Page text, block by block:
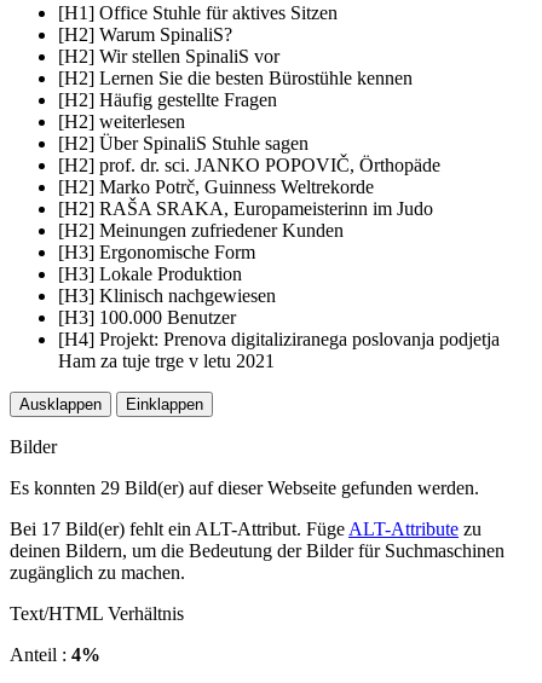
[H1] Office Stuhle für aktives Sitzen
[H2] Warum SpinaliS?
[H2] Wir stellen SpinaliS vor
[H2] Lernen Sie die besten Bürostühle kennen
[H2] Häufig gestellte Fragen
[H2] weiterlesen
[H2] Über SpinaliS Stuhle sagen
[H2] prof. dr. sci. JANKO POPOVIČ, Örthopäde
[H2] Marko Potrč, Guinness Weltrekorde
[H2] RAŠA SRAKA, Europameisterinn im Judo
[H2] Meinungen zufriedener Kunden
[H3] Ergonomische Form
[H3] Lokale Produktion
[H3] Klinisch nachgewiesen
[H3] 100.000 Benutzer
[H4] Projekt: Prenova digitaliziranega poslovanja podjetja
Ham za tuje trge v letu 2021
Ausklappen Einklappen
Bilder
Es konnten 29 Bild(er) auf dieser Webseite gefunden werden.
Bei 17 Bild(er) fehlt ein ALT-Attribut. Füge ALT-Attribute zu
deinen Bildern, um die Bedeutung der Bilder für Suchmaschinen
zugänglich zu machen.
Text/HTML Verhältnis
Anteil : 4%